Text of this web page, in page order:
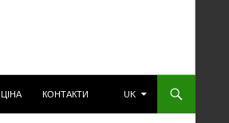
ЦІНА КОНТАКТИ UK